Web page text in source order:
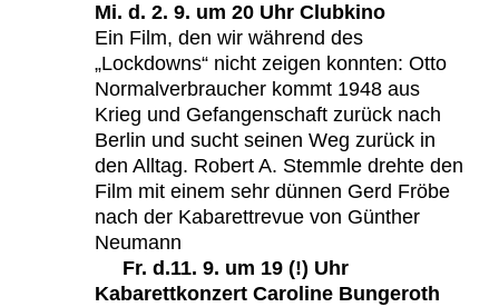
Mi. d. 2. 9. um 20 Uhr Clubkino
Ein Film, den wir während des
„Lockdowns“ nicht zeigen konnten: Otto
Normalverbraucher kommt 1948 aus
Krieg und Gefangenschaft zurück nach
Berlin und sucht seinen Weg zurück in
den Alltag. Robert A. Stemmle drehte den
Film mit einem sehr dünnen Gerd Fröbe
nach der Kabarettrevue von Günther
Neumann
Fr. d.11. 9. um 19 (!) Uhr
Kabarettkonzert Caroline Bungeroth